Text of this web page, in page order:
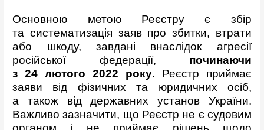
Основною метою Реєстру є збір
та систематизація заяв про збитки, втрати
або шкоду, завдані внаслідок агресії
російської федерації, починаючи
з 24 лютого 2022 року. Реєстр приймає
заяви від фізичних та юридичних осіб,
а також від державних установ України.
Важливо зазначити, що Реєстр не є судовим